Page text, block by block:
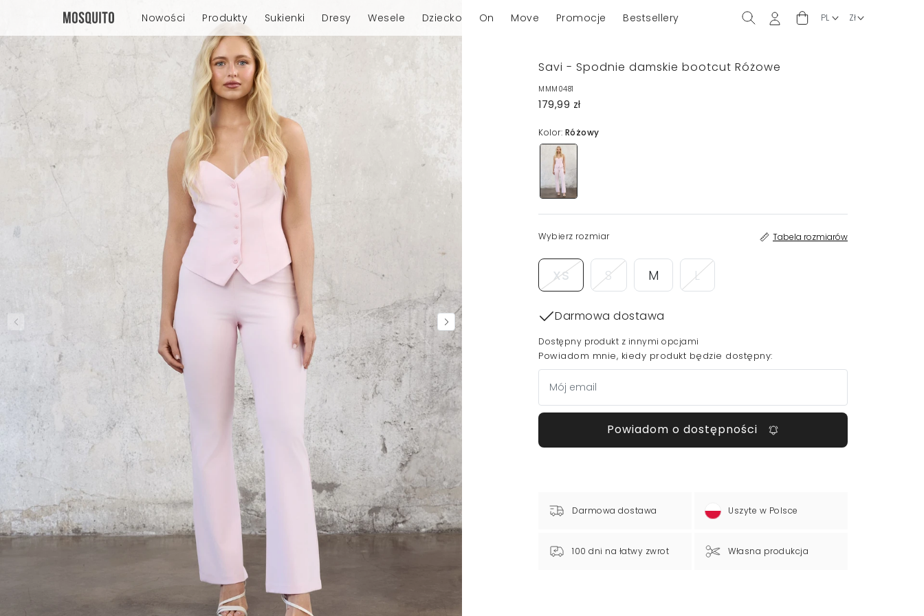
Nowości Produkty Sukienki Dresy Wesele Dziecko On Move Promocje Bestsellery
Savi - Spodnie damskie bootcut Różowe
MMM0481
179,99 zł
Kolor: Różowy
Wybierz rozmiar Tabela rozmiarów
XS S M L
Darmowa dostawa
Dostępny produkt z innymi opcjami
Powiadom mnie, kiedy produkt będzie dostępny:
Powiadom o dostępności
Darmowa dostawa Uszyte w Polsce
100 dni na łatwy zwrot Własna produkcja